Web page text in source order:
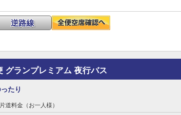
逆路線
グランプレミアム 夜行バス
たり
片道料金（お一人様）